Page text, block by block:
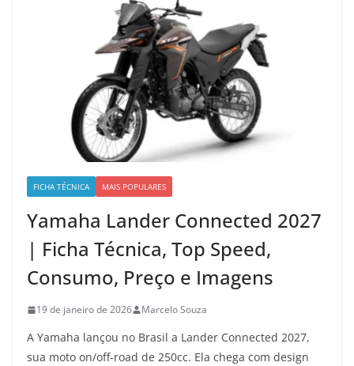
FICHA TÉCNICA MAIS POPULARES
Yamaha Lander Connected 2027
| Ficha Técnica, Top Speed,
Consumo, Preço e Imagens
19 de janeiro de 2026 Marcelo Souza
A Yamaha lançou no Brasil a Lander Connected 2027,
sua moto on/off-road de 250cc. Ela chega com design